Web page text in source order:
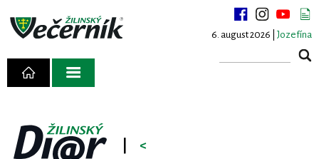
6. august 2026 | Jozefína
<